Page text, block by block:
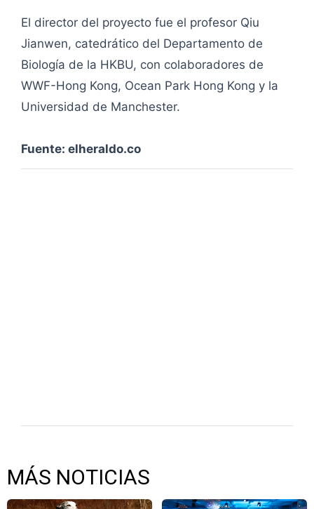
El director del proyecto fue el profesor Qiu
Jianwen, catedrático del Departamento de
Biología de la HKBU, con colaboradores de
WWF-Hong Kong, Ocean Park Hong Kong y la
Universidad de Manchester.
Fuente: elheraldo.co
MÁS NOTICIAS